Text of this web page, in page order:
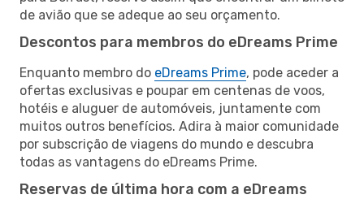
de avião que se adeque ao seu orçamento.
Descontos para membros do eDreams Prime
Enquanto membro do eDreams Prime, pode aceder a
ofertas exclusivas e poupar em centenas de voos,
hotéis e aluguer de automóveis, juntamente com
muitos outros benefícios. Adira à maior comunidade
por subscrição de viagens do mundo e descubra
todas as vantagens do eDreams Prime.
Reservas de última hora com a eDreams